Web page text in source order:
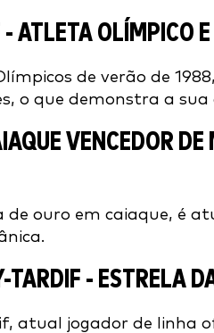
- ATLETA OLÍMPICO
de verão de
o que demonstra a
VENCEDOR
de ouro em caiaque, é
TARDIF - ESTRELA
atual jogador de linha